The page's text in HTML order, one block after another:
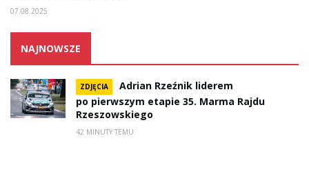
07.08.2025
NAJNOWSZE
ZDJĘCIA
Adrian Rzeźnik liderem
po pierwszym etapie 35. Marma Rajdu
Rzeszowskiego
42 MINUTY TEMU